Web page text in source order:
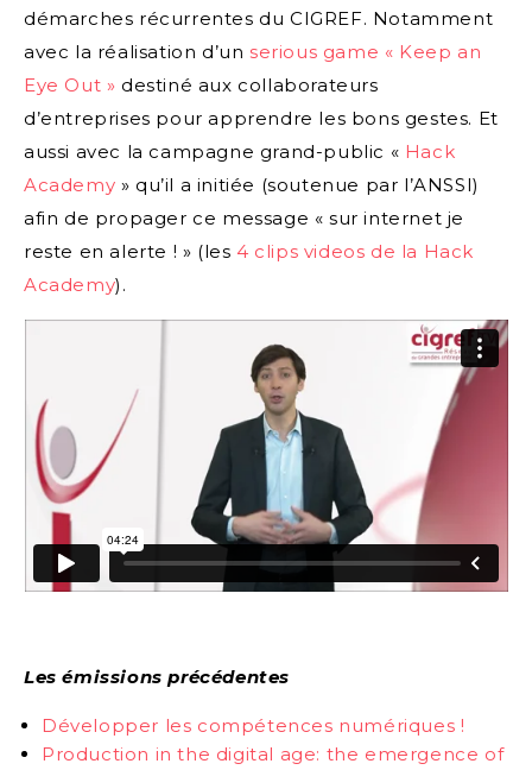
démarches récurrentes du CIGREF. Notamment
avec la réalisation d’unserious game « Keep an
Eye Out » destiné aux collaborateurs
d’entreprises pour apprendre les bons gestes. Et
aussi avec la campagne grand-public « Hack
Academy » qu’il a initiée (soutenue par l’ANSSI)
afin de propager ce message « sur internet je
reste en alerte ! » (les 4 clips videos de la Hack
Academy).
Les émissions précédentes
Développer les compétences numériques !
Production in the digital age: the emergence of